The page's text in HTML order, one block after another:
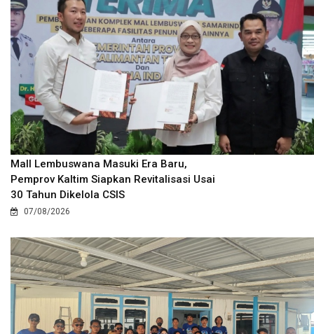
Mall Lembuswana Masuki Era Baru,
Pemprov Kaltim Siapkan Revitalisasi Usai
30 Tahun Dikelola CSIS
07/08/2026